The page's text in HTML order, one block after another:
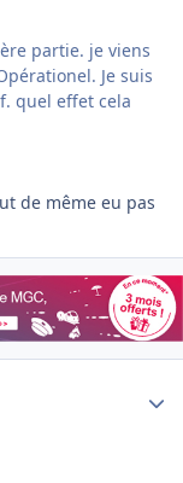
partie. je viens
Je suis
quel effet cela
de même eu pas